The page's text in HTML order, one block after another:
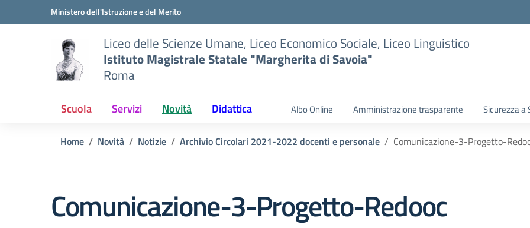
Vai ai contenuti
Vai al menu di navigazioneMinistero dell'Istruzione e del Merito
Liceo delle Scienze Umane, Liceo Economico Sociale, Liceo Linguistico
Istituto Magistrale Statale "Margherita di Savoia"
Roma
Scuola Servizi Novità Didattica Albo Online Amministrazione trasparente Sicurezza a
Home Novità Notizie Archivio Circolari 2021-2022 docenti e personale Comunicazione-3-Progetto-
Comunicazione-3-Progetto-Redooc